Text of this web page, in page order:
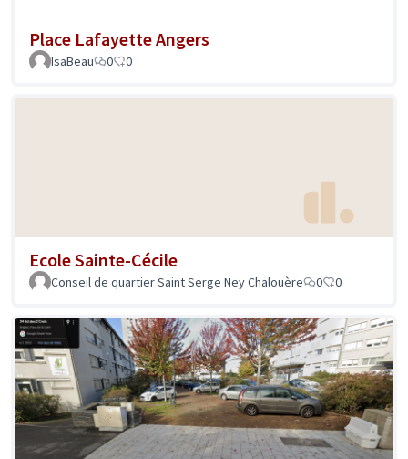
Place Lafayette Angers
IsaBeau 0 0
Ecole Sainte-Cécile
Conseil de quartier Saint Serge Ney Chalouère 0 0